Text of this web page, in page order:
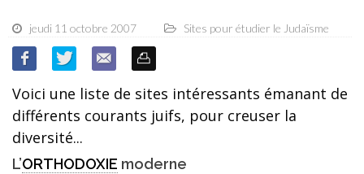
jeudi 11 octobre 2007 Sites pour étudier le Judaïsme
Voici une liste de sites intéressants émanant de
différents courants juifs, pour creuser la
diversité...
L’ORTHODOXIE moderne